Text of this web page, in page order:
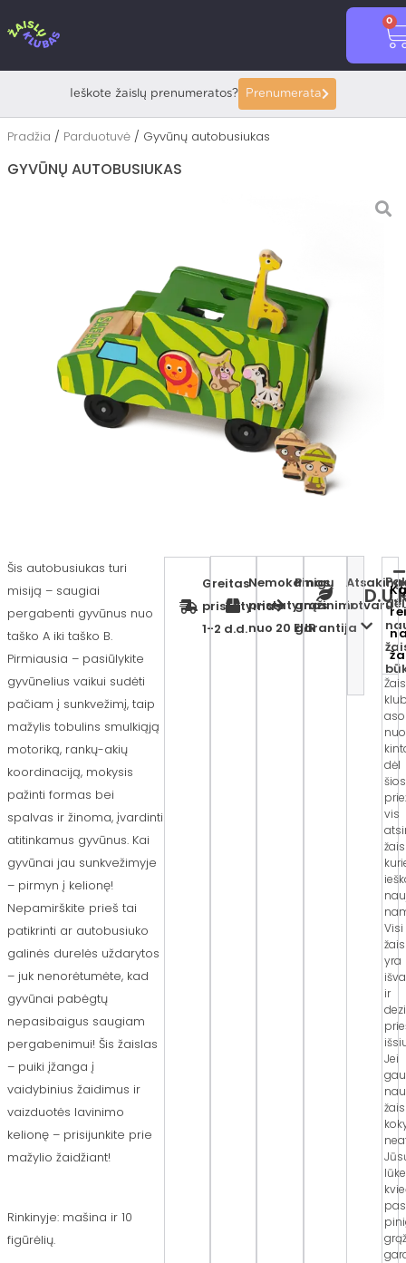
prie
0
Ieškote žaislų prenumeratos? Prenumerata
Pradžia / Parduotuvė / Gyvūnų autobusiukas
GYVŪNŲ AUTOBUSIUKAS
Šis autobusiukas turi
misiją – saugiai
pergabenti gyvūnus nuo
taško A iki taško B.
Pirmiausia – pasiūlykite
gyvūnelius vaikui sudėti
pačiam į sunkvežimį, taip
mažylis tobulins smulkiąją
motoriką, rankų-akių
koordinaciją, mokysis
pažinti formas bei
spalvas ir žinoma, įvardinti
atitinkamus gyvūnus. Kai
gyvūnai jau sunkvežimyje
– pirmyn į kelionę!
Nepamirškite prieš tai
patikrinti ar autobusiuko
galinės durelės uždarytos
– juk nenorėtumėte, kad
gyvūnai pabėgtų
nepasibaigus saugiam
pergabenimui! Šis žaislas
– puiki įžanga į
vaidybinius žaidimus ir
vaizduotės lavinimo
kelionę – prisijunkite prie
mažylio žaidžiant!
Rinkinyje: mašina ir 10
figūrėlių.
Greitas
pristatymas
1-2 d.d.
Nemokamas
pristatymas
nuo 20 EUR
Pinigų
grąžinimo
garantija
ir tvarudėl
dėl
šios
vis
Visi
yra
ir
Jei